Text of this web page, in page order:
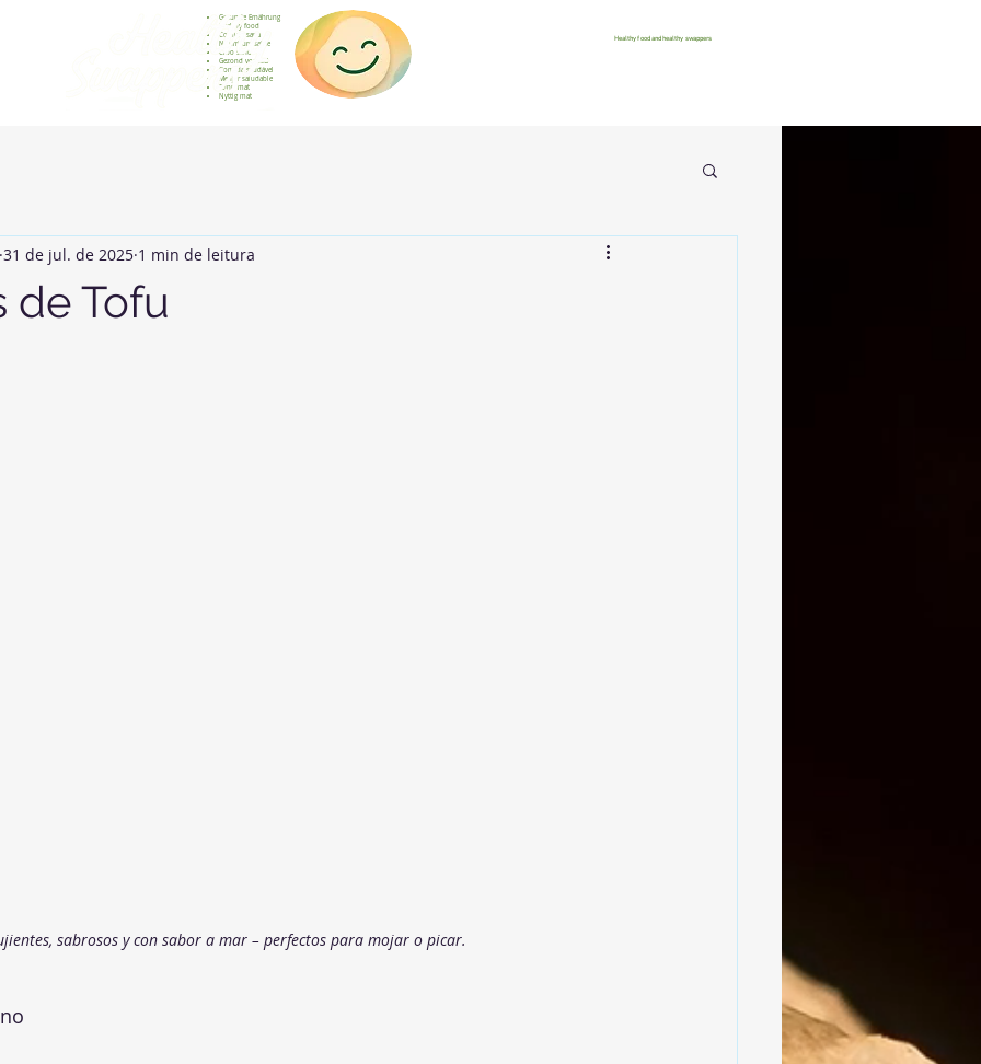
Gesunde Ernährung
Healthy food
Comida sana
Nourriture saine
Cibo sano
Gezond voedsel
Comida saudável
Menjar saludable
Sunn mat
Nyttig mat
Healthy food and healthy swappers
de Tofu
31 de jul. de 2025 1 min de leitura
sabrosos y con sabor a mar – perfectos para mojar o picar.